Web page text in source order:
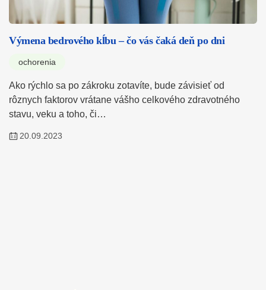
Výmena bedrového kĺbu – čo vás čaká deň po dni
ochorenia
Ako rýchlo sa po zákroku zotavíte, bude závisieť od
rôznych faktorov vrátane vášho celkového zdravotného
stavu, veku a toho, či…
20.09.2023